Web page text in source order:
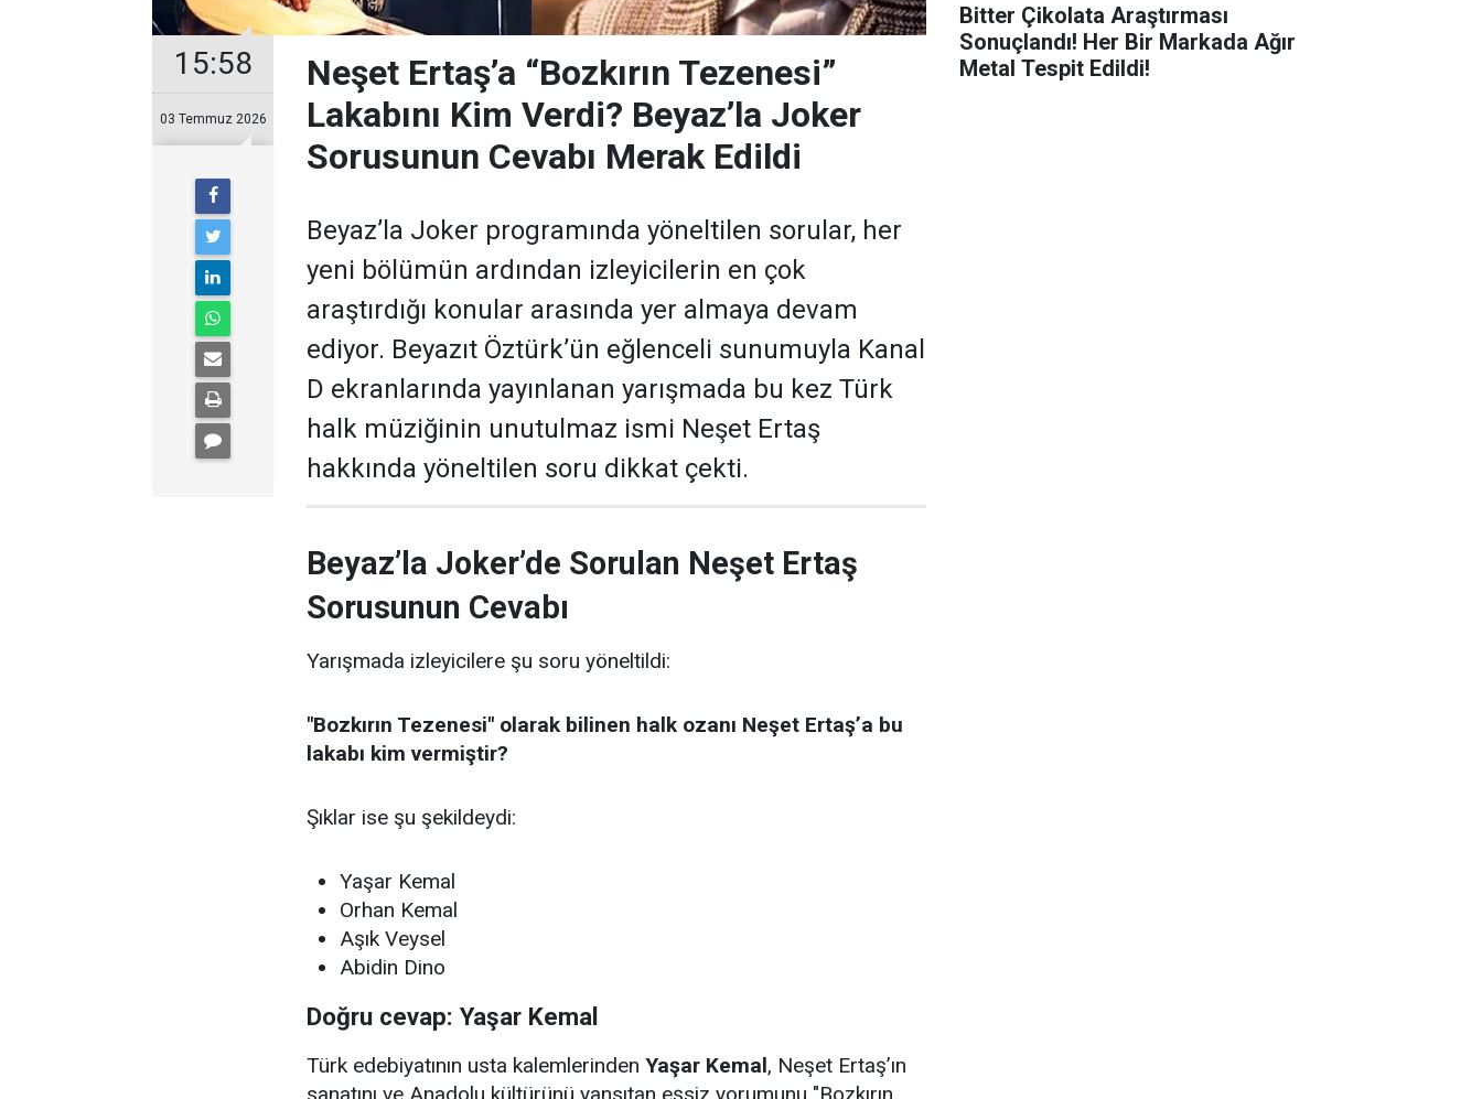
15:58
03 Temmuz 2026
Neşet Ertaş’a “Bozkırın Tezenesi”
Lakabını Kim Verdi? Beyaz’la Joker
Sorusunun Cevabı Merak Edildi
Beyaz’la Joker programında yöneltilen sorular, her
yeni bölümün ardından izleyicilerin en çok
araştırdığı konular arasında yer almaya devam
ediyor. Beyazıt Öztürk’ün eğlenceli sunumuyla Kanal
D ekranlarında yayınlanan yarışmada bu kez Türk
halk müziğinin unutulmaz ismi Neşet Ertaş
hakkında yöneltilen soru dikkat çekti.
Beyaz’la Joker’de Sorulan Neşet Ertaş
Sorusunun Cevabı
Yarışmada izleyicilere şu soru yöneltildi:
"Bozkırın Tezenesi" olarak bilinen halk ozanı Neşet Ertaş’a bu
lakabı kim vermiştir?
Şıklar ise şu şekildeydi:
Yaşar Kemal
Orhan Kemal
Aşık Veysel
Abidin Dino
Doğru cevap: Yaşar Kemal
Türk edebiyatının usta kalemlerinden Yaşar Kemal, Neşet Ertaş’ın
Bitter Çikolata Araştırması
Sonuçlandı! Her Bir Markada Ağır
Metal Tespit Edildi!